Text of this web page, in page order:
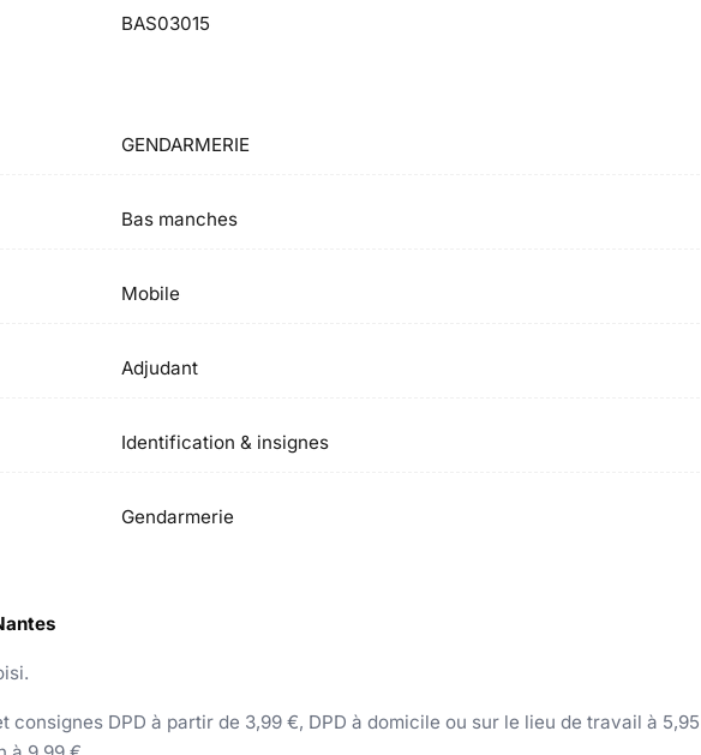
BAS03015
GENDARMERIE
Bas manches
Mobile
Adjudant
Identification & insignes
Gendarmerie
DPD à partir de 3,99 €, DPD à domicile ou sur le lieu de travail à